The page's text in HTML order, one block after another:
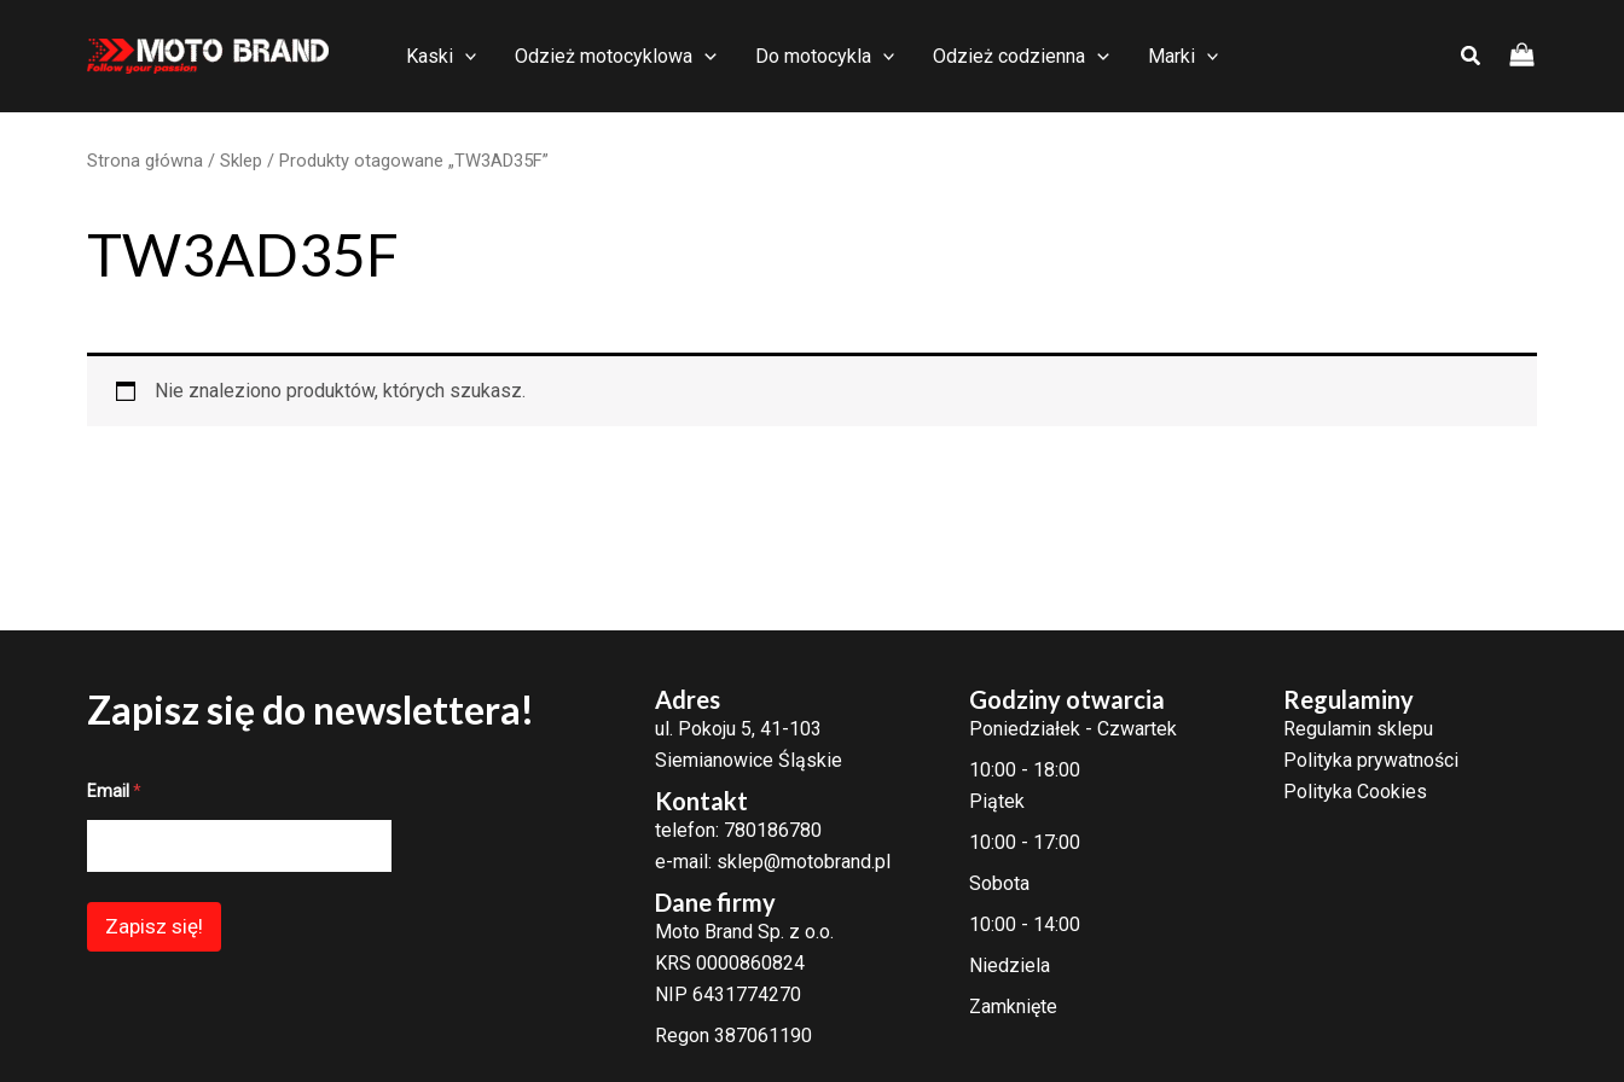
Kaski Odzież motocyklowa Do motocykla Odzież codzienna Marki
Strona główna / Sklep / Produkty otagowane „TW3AD35F”
TW3AD35F
Nie znaleziono produktów, których szukasz.
Zapisz się do newslettera!
m
E
l
Email *
Zapisz się!
Adres
ul. Pokoju 5, 41-103
Siemianowice Śląskie
Kontakt
telefon: 780186780
e-mail: sklep@motobrand.pl
Dane firmy
Moto Brand Sp. z o.o.
KRS 0000860824
NIP 6431774270
Regon 387061190
Godziny otwarcia
Poniedziałek - Czwartek
10:00 - 18:00
Piątek
10:00 - 17:00
Sobota
10:00 - 14:00
Niedziela
Zamknięte
Regulaminy
Regulamin sklepu
Polityka prywatności
Polityka Cookies